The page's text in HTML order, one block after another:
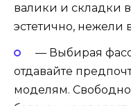
валики и складки
эстетично, нежели
— Выбирая
отдавайте
моделям.